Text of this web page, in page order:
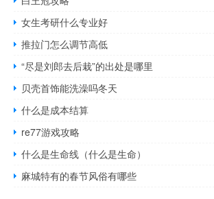
女生考研什么专业好
推拉门怎么调节高低
“尽是刘郎去后栽”的出处是哪里
贝壳首饰能洗澡吗冬天
什么是成本结算
re77游戏攻略
什么是生命线（什么是生命）
麻城特有的春节风俗有哪些